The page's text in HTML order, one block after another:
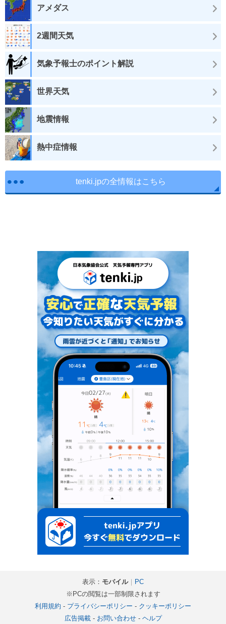
アメダス
2週間天気
気象予報士のポイント解説
世界天気
地震情報
熱中症情報
tenki.jpの全情報はこちら
表示： モバイル｜ PC
※PCの閲覧は一部制限されます
利用規約 - プライバシーポリシー - クッキーポリシー
広告掲載- お問い合わせ- ヘルプ